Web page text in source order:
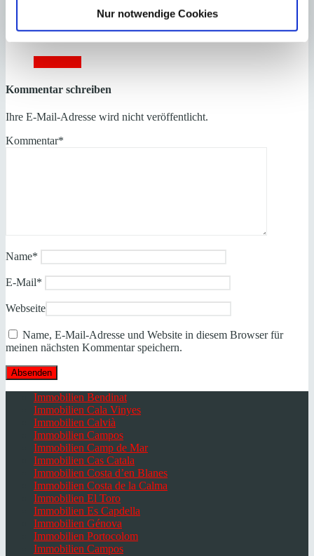
Nur notwendige Cookies
Visionen bleibt nicht.
Kommentar schreiben
Ihre E-Mail-Adresse wird nicht veröffentlicht.
Kommentar*
Name*
E-Mail*
Webseite
Name, E-Mail-Adresse und Website in diesem Browser für
meinen nächsten Kommentar speichern.
Immobilien Bendinat
Immobilien Cala Vinyes
Immobilien Calvià
Immobilien Campos
Immobilien Camp de Mar
Immobilien Cas Catala
Immobilien Costa d’en Blanes
Immobilien Costa de la Calma
Immobilien El Toro
Immobilien Es Capdella
Immobilien Génova
Immobilien Portocolom
Immobilien Campos